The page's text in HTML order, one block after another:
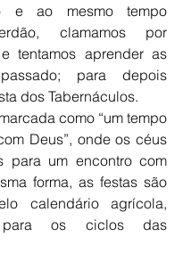
e ao mesmo tempo
clamamos por
tentamos aprender as
para depois
dos Tabernáculos.
como “um tempo
Deus”, onde os céus
para um encontro com
forma, as festas são
calendário agrícola,
para os ciclos das